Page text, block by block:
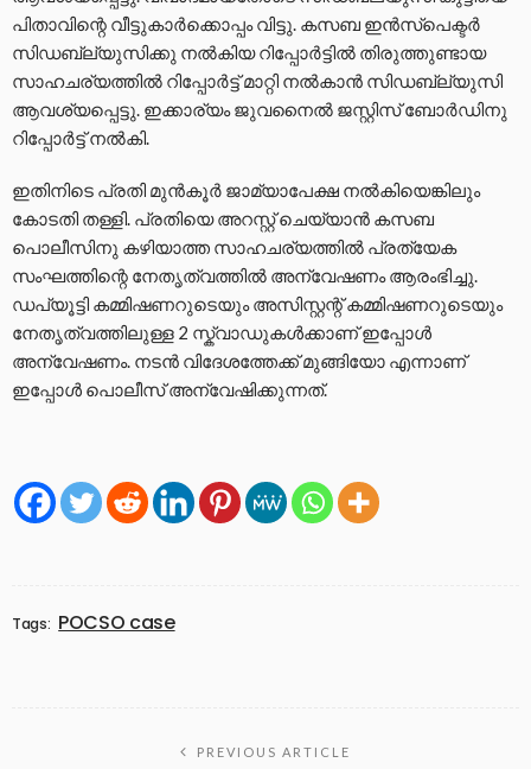
പിതാവിന്റെ വീട്ടുകാർക്കൊപ്പം വിട്ടു. കസബ ഇൻസ്പെക്ടർ
സിഡബ്ല്യുസിക്കു നൽകിയ റിപ്പോർട്ടിൽ തിരുത്തുണ്ടായ
സാഹചര്യത്തിൽ റിപ്പോർട്ട് മാറ്റി നൽകാൻ സിഡബ്ല്യുസി
ആവശ്യപ്പെട്ടു. ഇക്കാര്യം ജുവനൈൽ ജസ്റ്റിസ് ബോർഡിനു
റിപ്പോർട്ട് നൽകി.
ഇതിനിടെ പ്രതി മുൻകൂർ ജാമ്യാപേക്ഷ നൽകിയെങ്കിലും
കോടതി തള്ളി. പ്രതിയെ അറസ്റ്റ് ചെയ്യാൻ കസബ
പൊലീസിനു കഴിയാത്ത സാഹചര്യത്തിൽ പ്രത്യേക
സംഘത്തിന്റെ നേതൃത്വത്തിൽ അന്വേഷണം ആരംഭിച്ചു.
ഡപ്യൂട്ടി കമ്മിഷണറുടെയും അസിസ്റ്റന്റ് കമ്മിഷണറുടെയും
നേതൃത്വത്തിലുള്ള 2 സ്ക്വാഡുകൾക്കാണ് ഇപ്പോൾ
അന്വേഷണം. നടൻ വിദേശത്തേക്ക് മുങ്ങിയോ എന്നാണ്
ഇപ്പോൾ പൊലീസ് അന്വേഷിക്കുന്നത്.
Tags: POCSO case
PREVIOUS ARTICLE